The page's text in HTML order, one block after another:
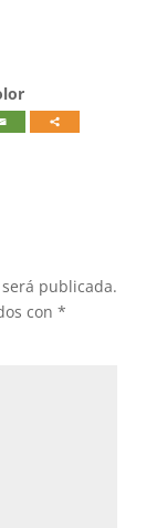
publicada.
con *